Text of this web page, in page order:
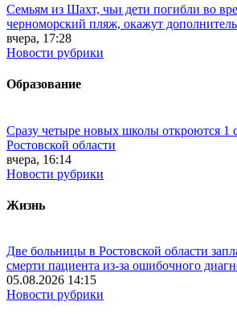
Семьям из Шахт, чьи дети погибли во
черноморский пляж, окажут
вчера, 17:28
Новости рубрики
Образование
Сразу четыре новых школы откроются 1
Ростовской области
вчера, 16:14
Новости рубрики
Жизнь
Две больницы в Ростовской области
смерти пациента из-за ошибочного
05.08.2026 14:15
Новости рубрики